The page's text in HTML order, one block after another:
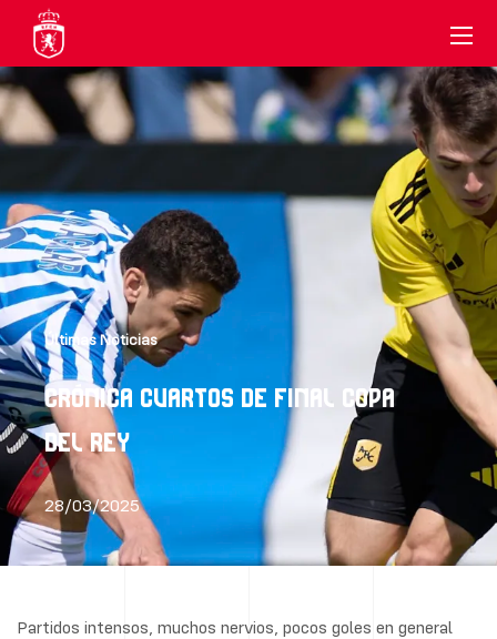
Últimas Noticias
CRÓNICA CUARTOS DE FINAL COPA
DEL REY
28/03/2025
Partidos intensos, muchos nervios, pocos goles en general